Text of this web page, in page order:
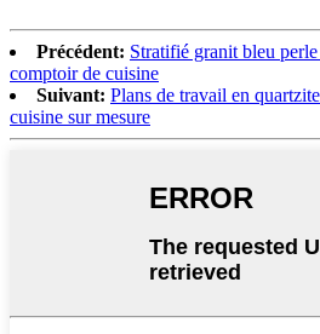
Précédent: Stratifié granit bleu
comptoir de cuisine
Suivant: Plans de travail en
cuisine sur mesure